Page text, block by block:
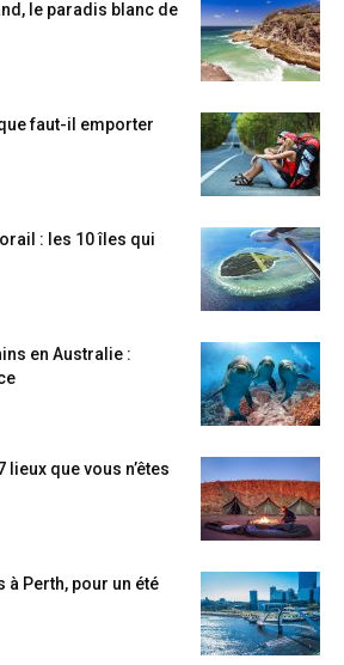
le paradis blanc de
faut-il emporter
: les 10 îles qui
en Australie :
que vous n’êtes
à Perth, pour un été